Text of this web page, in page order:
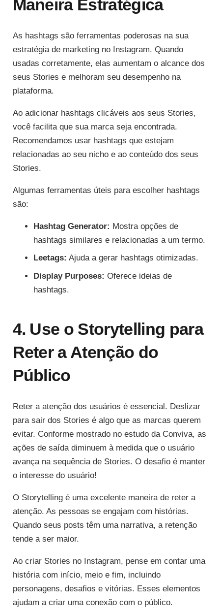
Maneira Estratégica
As hashtags são ferramentas poderosas na sua
estratégia de marketing no Instagram. Quando
usadas corretamente, elas aumentam o alcance dos
seus Stories e melhoram seu desempenho na
plataforma.
Ao adicionar hashtags clicáveis aos seus Stories,
você facilita que sua marca seja encontrada.
Recomendamos usar hashtags que estejam
relacionadas ao seu nicho e ao conteúdo dos seus
Stories.
Algumas ferramentas úteis para escolher hashtags
são:
Hashtag Generator: Mostra opções de
hashtags similares e relacionadas a um termo.
Leetags: Ajuda a gerar hashtags otimizadas.
Display Purposes: Oferece ideias de
hashtags.
4. Use o Storytelling para
Reter a Atenção do
Público
Reter a atenção dos usuários é essencial. Deslizar
para sair dos Stories é algo que as marcas querem
evitar. Conforme mostrado no estudo da Conviva, as
ações de saída diminuem à medida que o usuário
avança na sequência de Stories. O desafio é manter
o interesse do usuário!
O Storytelling é uma excelente maneira de reter a
atenção. As pessoas se engajam com histórias.
Quando seus posts têm uma narrativa, a retenção
tende a ser maior.
Ao criar Stories no Instagram, pense em contar uma
história com início, meio e fim, incluindo
personagens, desafios e vitórias. Esses elementos
ajudam a criar uma conexão com o público.